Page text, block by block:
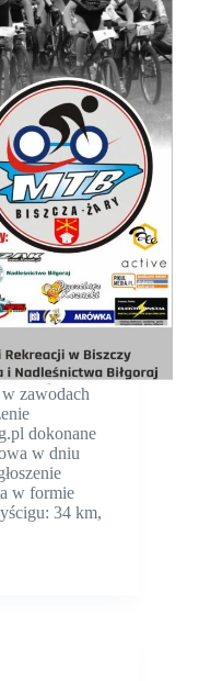
zawodach
dokonane
w dniu
w formie
34 km,